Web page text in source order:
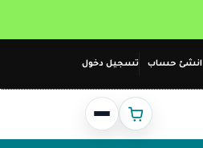
انشئ حساب تسجيل دخول